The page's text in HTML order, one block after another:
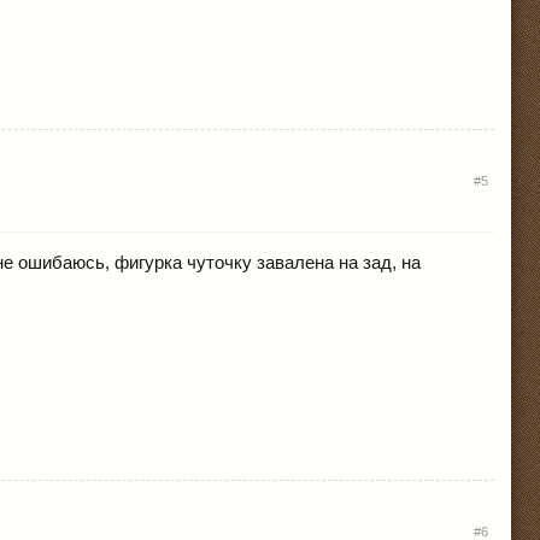
#5
фигурка чуточку завалена на зад, на
#6